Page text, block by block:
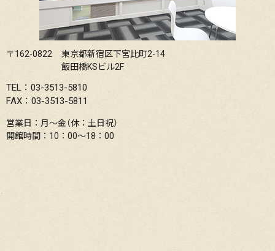
〒162-0822
東京都新宿区下宮比町2-14
飯田橋KSビル2F
TEL：03-3513-5810
FAX：03-3513-5811
営業日：月〜金（休：土日祝）
開館時間：10：00〜18：00